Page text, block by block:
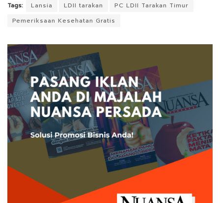
Tags: Lansia LDII tarakan
PC LDII Tarakan Timur
Pemeriksaan Kesehatan Gratis